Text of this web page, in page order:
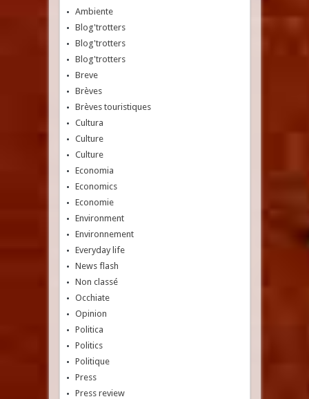
Ambiente
Blog'trotters
Blog'trotters
Blog'trotters
Breve
Brèves
Brèves touristiques
Cultura
Culture
Culture
Economia
Economics
Economie
Environment
Environnement
Everyday life
News flash
Non classé
Occhiate
Opinion
Politica
Politics
Politique
Press
Press review